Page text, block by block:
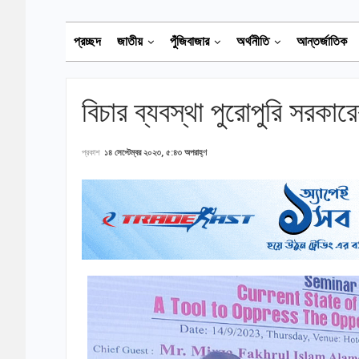
প্রচ্ছদ জাতীয় পুঁজিবাজার অর্থনীতি আন্তর্জাতিক
বিচার ব্যবস্থা পুরোপুরি
প্রকাশ ১৪ সেপ্টেম্বর ২০২৩, ৫:৪৩ অপরাহ্ণ